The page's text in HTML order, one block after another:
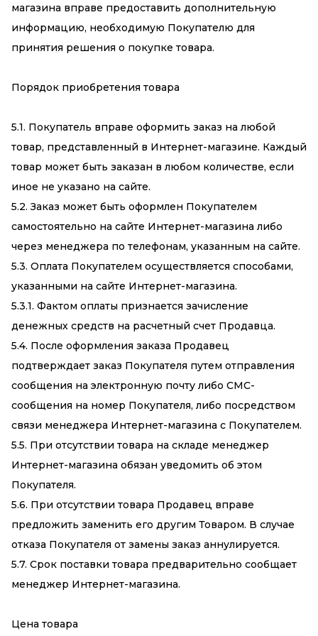
магазина вправе предоставить дополнительную
информацию, необходимую Покупателю для
принятия решения о покупке товара.
Порядок приобретения товара
5.1. Покупатель вправе оформить заказ на любой
товар, представленный в Интернет-магазине. Каждый
товар может быть заказан в любом количестве, если
иное не указано на сайте.
5.2. Заказ может быть оформлен Покупателем
самостоятельно на сайте Интернет-магазина либо
через менеджера по телефонам, указанным на сайте.
5.3. Оплата Покупателем осуществляется способами,
указанными на сайте Интернет-магазина.
5.3.1. Фактом оплаты признается зачисление
денежных средств на расчетный счет Продавца.
5.4. После оформления заказа Продавец
подтверждает заказ Покупателя путем отправления
сообщения на электронную почту либо СМС-
сообщения на номер Покупателя, либо посредством
связи менеджера Интернет-магазина с Покупателем.
5.5. При отсутствии товара на складе менеджер
Интернет-магазина обязан уведомить об этом
Покупателя.
5.6. При отсутствии товара Продавец вправе
предложить заменить его другим Товаром. В случае
отказа Покупателя от замены заказ аннулируется.
5.7. Срок поставки товара предварительно сообщает
менеджер Интернет-магазина.
Цена товара